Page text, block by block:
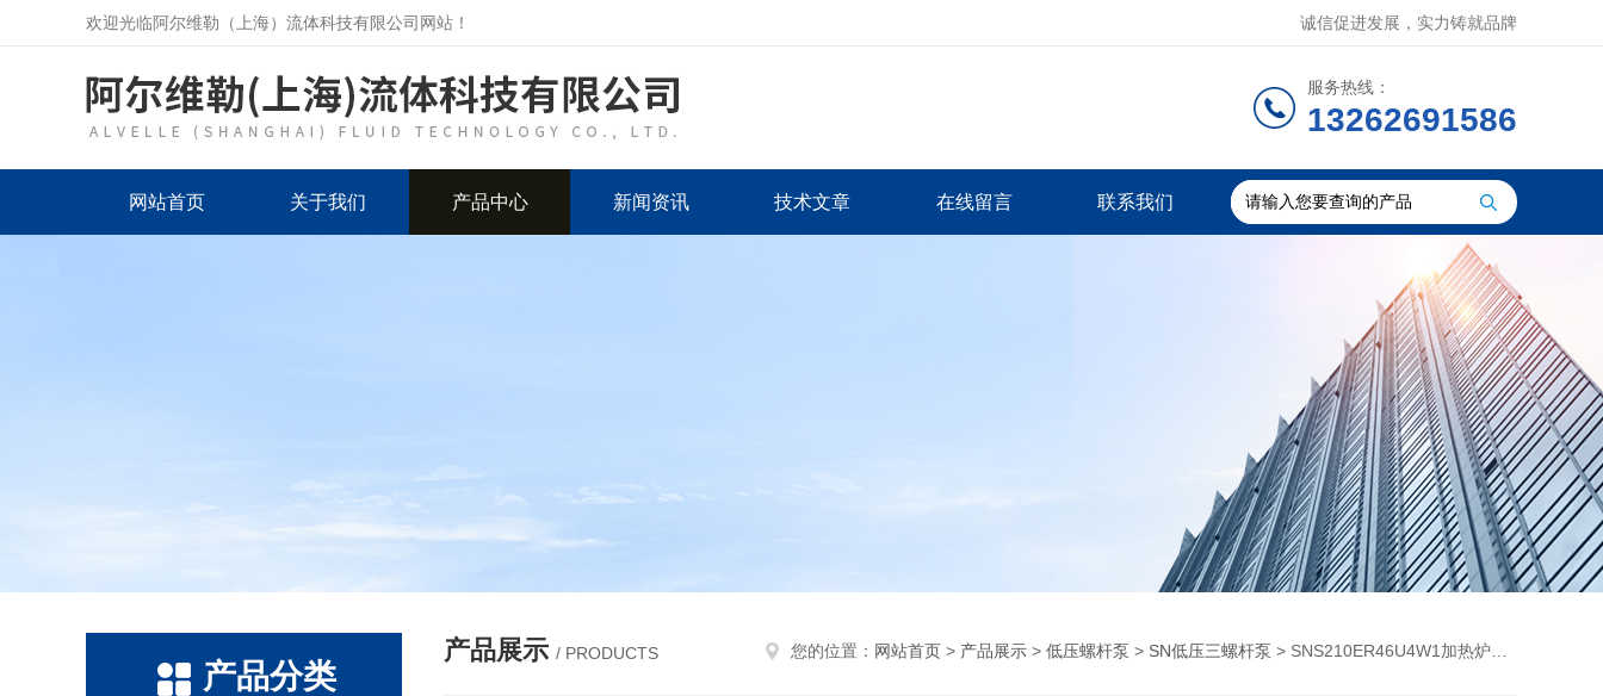
欢迎光临阿尔维勒（上海）流体科技有限公司网站！ 诚信促进发展，实力铸就品牌
服务热线：
13262691586
网站首页 关于我们 产品中心 新闻资讯 技术文章 在线留言 联系我们
产品分类
产品展示 / PRODUCTS 您的位置： 网站首页 > 产品展示 > 低压螺杆泵 > SN低压三螺杆泵 > SNS210ER46U4W1加热炉液压站油泵 三螺杆泵